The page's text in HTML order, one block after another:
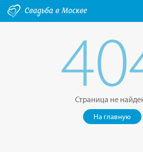
Страница не
На главную